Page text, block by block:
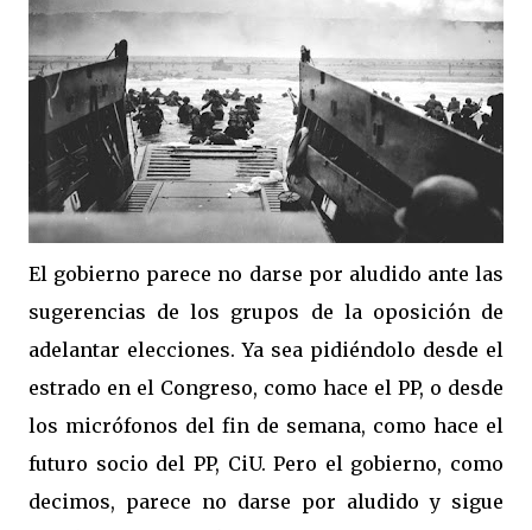
El gobierno parece no darse por aludido ante las
sugerencias de los grupos de la oposición de
adelantar elecciones. Ya sea pidiéndolo desde el
estrado en el Congreso, como hace el PP, o desde
los micrófonos del fin de semana, como hace el
futuro socio del PP, CiU. Pero el gobierno, como
decimos, parece no darse por aludido y sigue